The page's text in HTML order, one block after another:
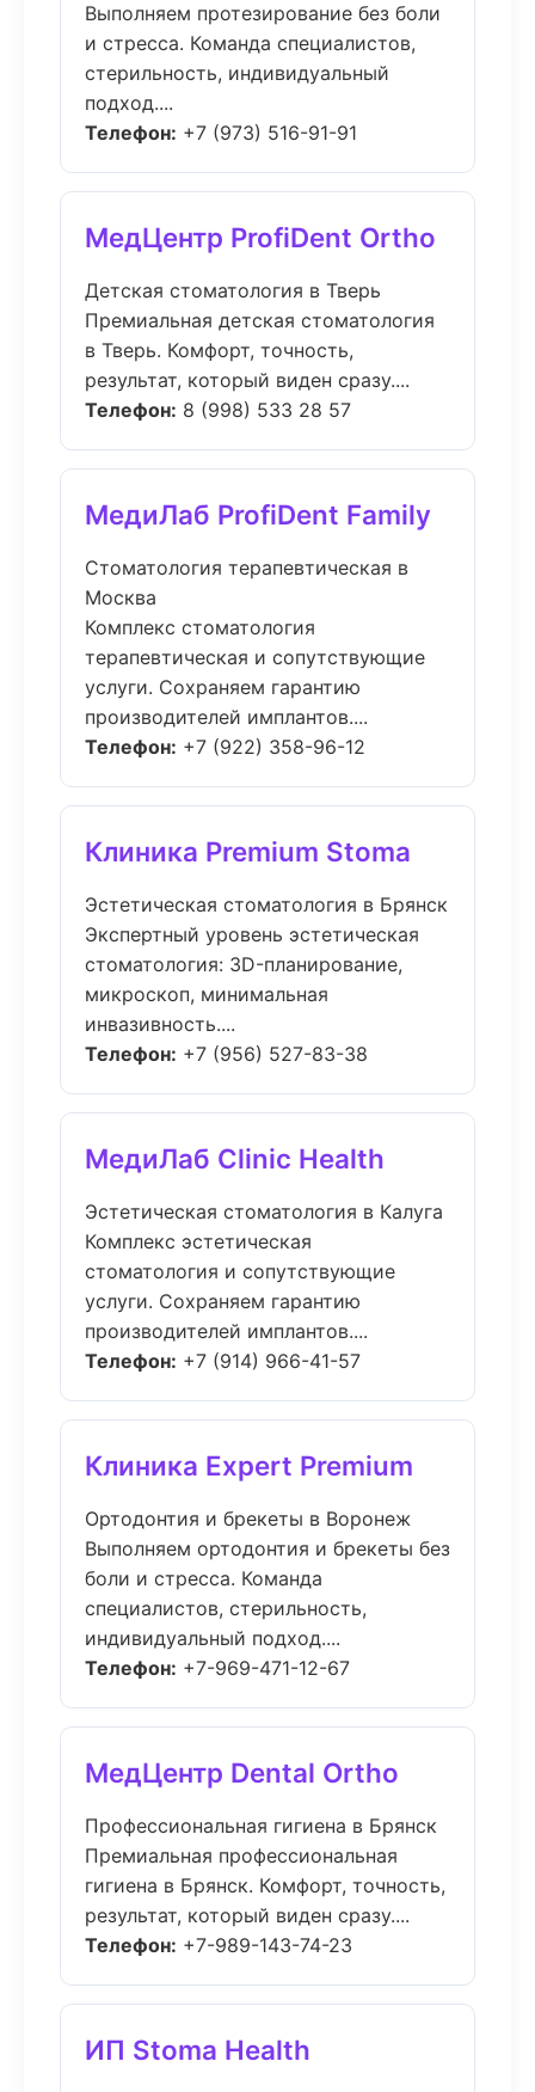
Выполняем протезирование без боли
и стресса. Команда специалистов,
стерильность, индивидуальный
подход....
Телефон: +7 (973) 516-91-91
МедЦентр ProfiDent Ortho
Детская стоматология в Тверь
Премиальная детская стоматология
в Тверь. Комфорт, точность,
результат, который виден сразу....
Телефон: 8 (998) 533 28 57
МедиЛаб ProfiDent Family
Стоматология терапевтическая в
Москва
Комплекс стоматология
терапевтическая и сопутствующие
услуги. Сохраняем гарантию
производителей имплантов....
Телефон: +7 (922) 358-96-12
Клиника Premium Stoma
Эстетическая стоматология в Брянск
Экспертный уровень эстетическая
стоматология: 3D-планирование,
микроскоп, минимальная
инвазивность....
Телефон: +7 (956) 527-83-38
МедиЛаб Clinic Health
Эстетическая стоматология в Калуга
Комплекс эстетическая
стоматология и сопутствующие
услуги. Сохраняем гарантию
производителей имплантов....
Телефон: +7 (914) 966-41-57
Клиника Expert Premium
Ортодонтия и брекеты в Воронеж
Выполняем ортодонтия и брекеты без
боли и стресса. Команда
специалистов, стерильность,
индивидуальный подход....
Телефон: +7-969-471-12-67
МедЦентр Dental Ortho
Профессиональная гигиена в Брянск
Премиальная профессиональная
гигиена в Брянск. Комфорт, точность,
результат, который виден сразу....
Телефон: +7-989-143-74-23
ИП Stoma Health